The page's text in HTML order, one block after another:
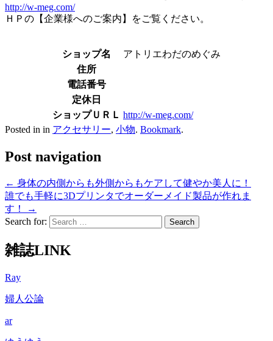
http://w-meg.com/
ＨＰの【企業様へのご案内】をご覧ください。
ショップ名
アトリエわだのめぐみ
住所
電話番号
定休日
ショップＵＲＬ http://w-meg.com/
Posted in in アクセサリー, 小物. Bookmark.
Post navigation
← 身体の内側からも外側からもケアして健やか美人に！
誰でも手軽に3Dプリンタでオーダーメイド製品が作れま
す！
→
Search for:
雑誌LINK
Ray
婦人公論
ar